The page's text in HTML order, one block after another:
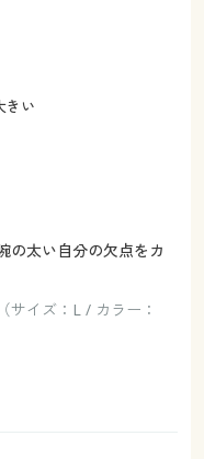
きい
の太い自分の欠点をカ
サイズ：L / カラー：